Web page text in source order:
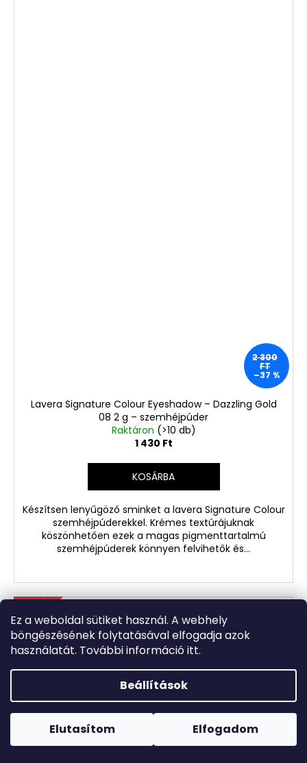
Ez a weboldal sütiket használ. A webhely
böngészésének folytatásával elfogadja azok
használatát. További információ itt.
Beállítások
Elutasítom Elfogadom
Forró napokon nem javasoljuk a csomagautomatákba
történő kézbesítést. A magas hőmérsékletre érzékeny
termékek átvételkor nem biztos, hogy optimális állapotban
2 300
FT
–37 %
Lavera Signature Colour Eyeshadow – Dazzling Gold
08 2 g – szemhéjpúder
Raktáron (>10 db)
1 430 Ft
KOSÁRBA
Készítsen lenyűgöző sminket a lavera Signature Colour
szemhéjpúderekkel. Krémes textúrájuknak
köszönhetően ezek a magas pigmenttartalmú
szemhéjpúderek könnyen felvihetők és...
AKCIÓ